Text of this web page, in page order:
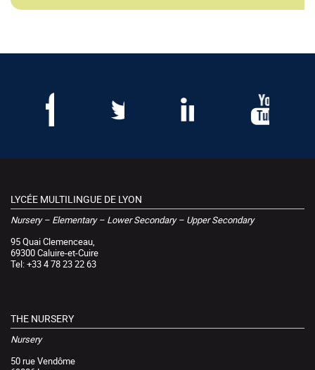
LYCÉE MULTILINGUE DE LYON
Nursery – Elementary – Lower Secondary – Upper Secondary
95 Quai Clemenceau,
69300 Caluire-et-Cuire
Tel: +33 4 78 23 22 63
THE NURSERY
Nursery
50 rue Vendôme